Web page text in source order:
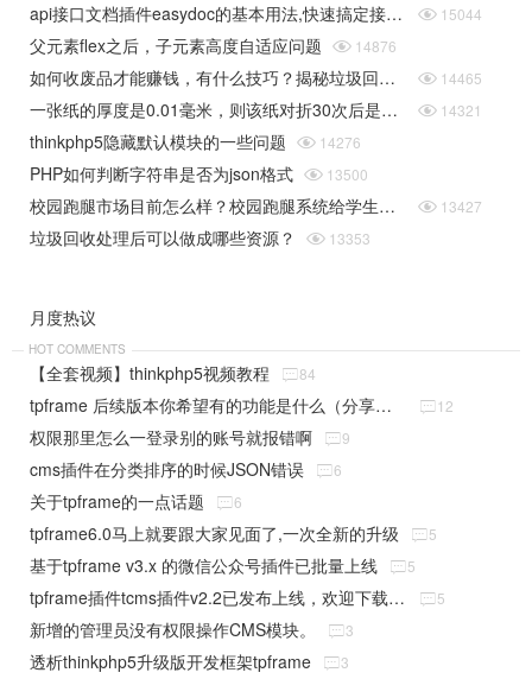
api接口文档插件easydoc的基本用法,快速搞定接口文档  15044
父元素flex之后，子元素高度自适应问题  14876
如何收废品才能赚钱，有什么技巧？揭秘垃圾回收行业的一些规则  14465
一张纸的厚度是0.01毫米，则该纸对折30次后是多厚（据说超过珠穆朗玛峰的高度）php实现  14321
thinkphp5隐藏默认模块的一些问题  14276
PHP如何判断字符串是否为json格式  13500
校园跑腿市场目前怎么样？校园跑腿系统给学生带来了哪些便捷？  13427
垃圾回收处理后可以做成哪些资源？  13353
月度热议
HOT COMMENTS
【全套视频】thinkphp5视频教程 84
tpframe 后续版本你希望有的功能是什么（分享贴） 12
权限那里怎么一登录别的账号就报错啊 9
cms插件在分类排序的时候JSON错误 6
关于tpframe的一点话题 6
tpframe6.0马上就要跟大家见面了,一次全新的升级 5
基于tpframe v3.x 的微信公众号插件已批量上线 5
tpframe插件tcms插件v2.2已发布上线，欢迎下载使用 5
新增的管理员没有权限操作CMS模块。 3
透析thinkphp5升级版开发框架tpframe 3